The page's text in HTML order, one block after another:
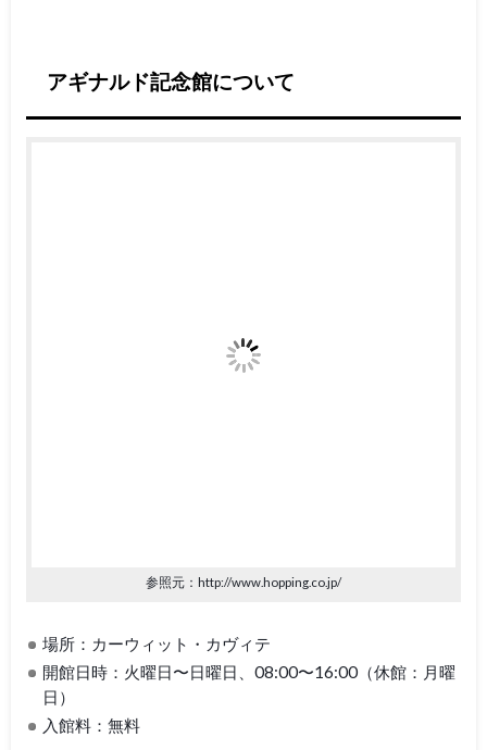
アギナルド記念館について
参照元：http://www.hopping.co.jp/
場所：カーウィット・カヴィテ
開館日時：火曜日〜日曜日、08:00〜16:00（休館：月曜
日）
入館料：無料